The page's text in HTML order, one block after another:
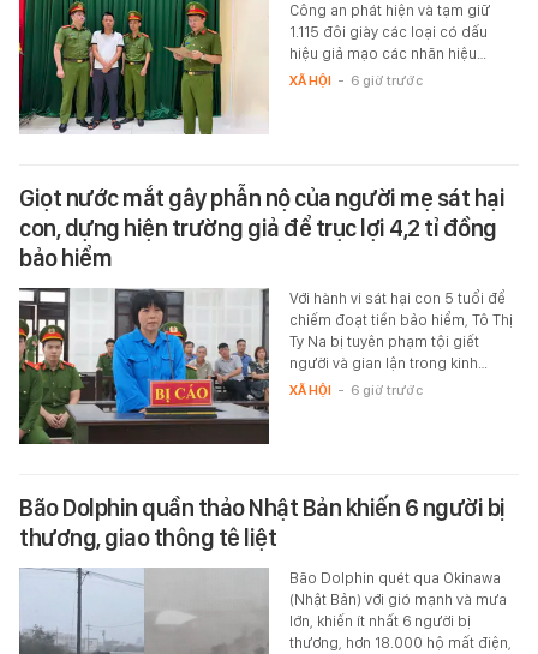
Công an phát hiện và tạm giữ
1.115 đôi giày các loại có dấu
hiệu giả mạo các nhãn hiệu…
XÃ HỘI - 6 giờ trước
Giọt nước mắt gây phẫn nộ của người mẹ sát hại
con, dựng hiện trường giả để trục lợi 4,2 tỉ đồng
bảo hiểm
Với hành vi sát hại con 5 tuổi để
chiếm đoạt tiền bảo hiểm, Tô Thị
Ty Na bị tuyên phạm tội giết
người và gian lận trong kinh…
XÃ HỘI - 6 giờ trước
Bão Dolphin quần thảo Nhật Bản khiến 6 người bị
thương, giao thông tê liệt
Bão Dolphin quét qua Okinawa
(Nhật Bản) với gió mạnh và mưa
lớn, khiến ít nhất 6 người bị
thương, hơn 18.000 hộ mất điện,